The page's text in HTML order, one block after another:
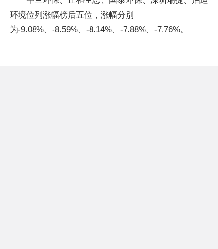
环境位列涨幅榜后五位，涨幅分别
为-9.08%、-8.59%、-8.14%、-7.88%、-7.76%。